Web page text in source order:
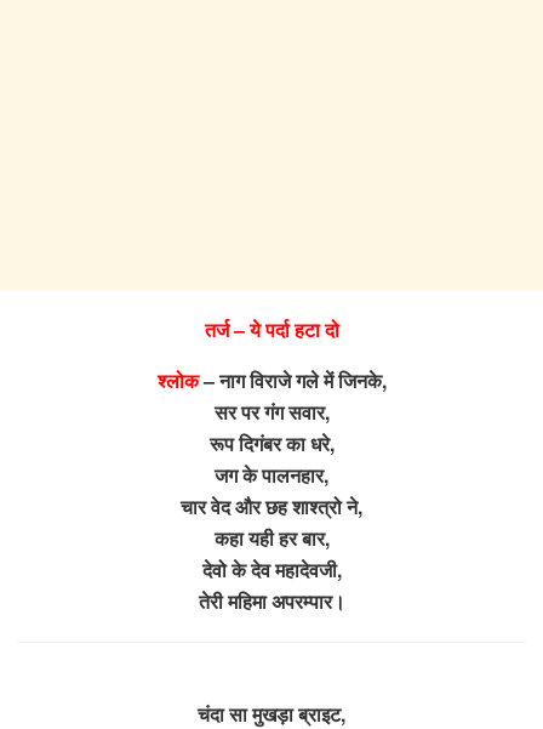
तर्ज – ये पर्दा हटा दो
श्लोक– नाग विराजे गले में जिनके,
सर पर गंग सवार,
रूप दिगंबर का धरे,
जग के पालनहार,
चार वेद और छह शाश्त्रो ने,
कहा यही हर बार,
देवो के देव महादेवजी,
तेरी महिमा अपरम्पार।
चंदा सा मुखड़ा ब्राइट,